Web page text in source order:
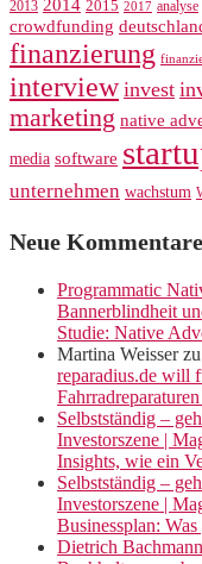
2013 2014 2015 2017 analyse
crowdfunding
finanzierung
interview invest
marketing native
media software
unternehmen wachstum
Neue Kommentare
Programmatic
Bannerblindheit
Studie: Native
Martina Weisserzu
reparadius.de will
Selbstständig –
Investorszene |
Insights, wie ein
Selbstständig –
Investorszene |
Businessplan: Was
Dietrich Bachmann